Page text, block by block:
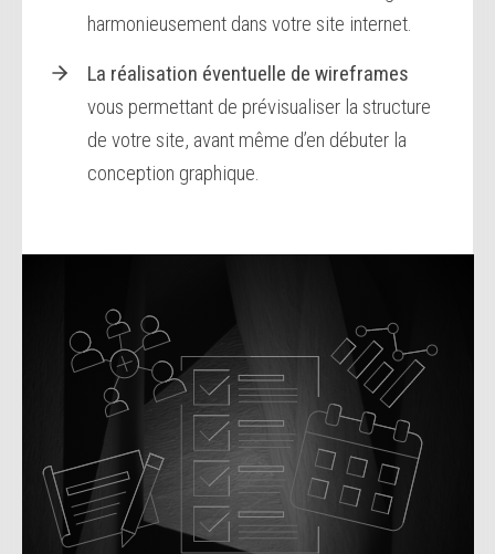
harmonieusement dans votre site internet.
La réalisation éventuelle de wireframes
vous permettant de prévisualiser la structure
de votre site, avant même d’en débuter la
conception graphique.